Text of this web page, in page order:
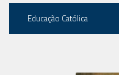
Educação Católica